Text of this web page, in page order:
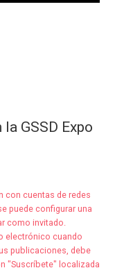
GSSD Expo
con cuentas de redes
puede configurar una
como invitado.
electrónico cuando
publicaciones, debe
"Suscríbete" localizada